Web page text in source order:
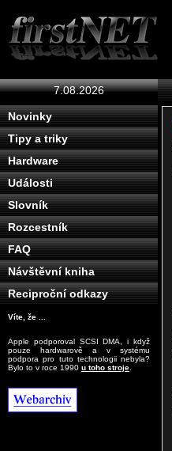
7.08.2026
Novinky
Tipy a triky
Hardware
Události
Slovník
Rozcestník
FAQ
Návštěvní kniha
Reciproční odkazy
Víte, že ...
Apple podporoval SCSI DMA, i když
pouze hardwarově a v systému
podpora pro tuto technologii nebyla?
Bylo to v roce 1990 u toho stroje